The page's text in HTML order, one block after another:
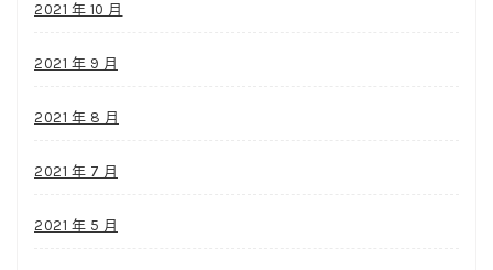
2021 年 10 月
2021 年 9 月
2021 年 8 月
2021 年 7 月
2021 年 5 月